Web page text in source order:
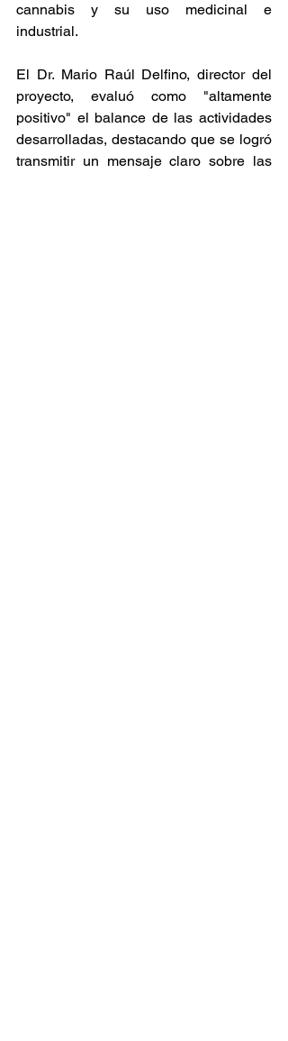
cannabis y su uso medicinal e
industrial.
El Dr. Mario Raúl Delfino, director del
proyecto, evaluó como "altamente
positivo" el balance de las actividades
desarrolladas, destacando que se logró
transmitir un mensaje claro sobre las